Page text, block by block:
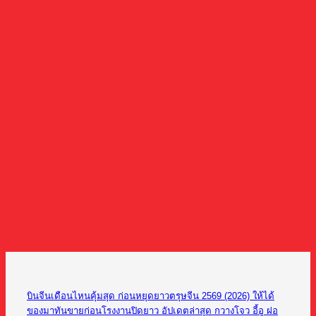
บินจีนเดือนไหนคุ้มสุด ก่อนหยุดยาวตรุษจีน 2569 (2026) ให้ได้
ของมาทันขายก่อนโรงงานปิดยาว อัปเดตล่าสุด กวางโจว อี้อู ฝอ